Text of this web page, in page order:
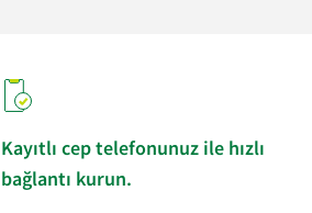
Kayıtlı cep telefonunuz ile hızlı
bağlantı kurun.